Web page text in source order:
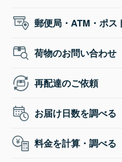
郵便局・ATM・ポス
荷物のお問い合わせ
再配達のご依頼
お届け日数を調べる
料金を計算・調べる